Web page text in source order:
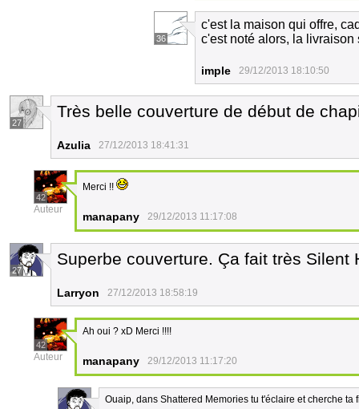
36
c'est la maison qui offre,
c'est noté alors, la
imple 29/12/2013 18:10:50
27
Très belle couverture de début de
Azulia 27/12/2013 18:41:31
42
Auteur
Merci !!
manapany 29/12/2013 11:17:08
27
Superbe couverture. Ça fait très Silent
Larryon 27/12/2013 18:58:19
42
Auteur
Ah oui ? xD Merci !!!!
manapany 29/12/2013 11:17:20
Ouaip, dans Shattered Memories tu t'éclaire et cherche ta